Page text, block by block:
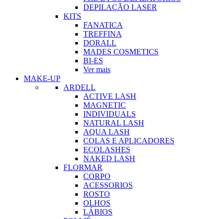
DEPILAÇÃO LASER
KITS
FANATICA
TREFFINA
DORALL
MADES COSMETICS
BI-ES
Ver mais
MAKE-UP
ARDELL
ACTIVE LASH
MAGNETIC
INDIVIDUALS
NATURAL LASH
AQUA LASH
COLAS E APLICADORES
ECOLASHES
NAKED LASH
FLORMAR
CORPO
ACESSORIOS
ROSTO
OLHOS
LÁBIOS